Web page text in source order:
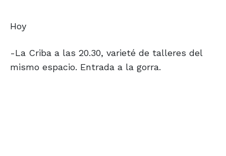
Hoy
-La Criba a las 20.30, varieté de talleres del
mismo espacio. Entrada a la gorra.